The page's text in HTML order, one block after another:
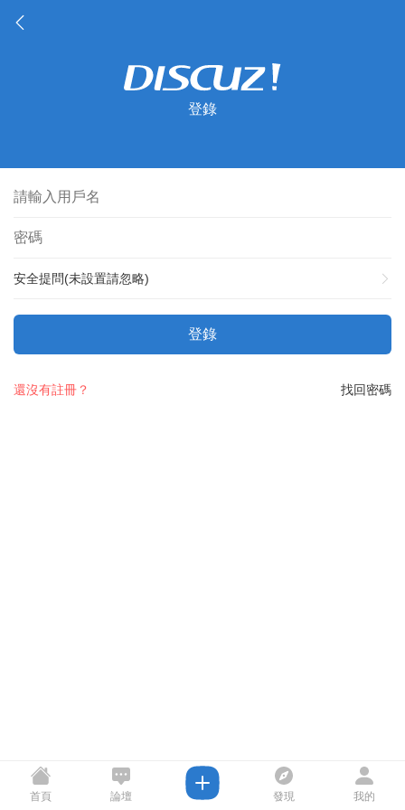
登錄
安全提問(未設置請忽略)
登錄
找回密碼
還沒有註冊？
首頁 論壇 發現 我的